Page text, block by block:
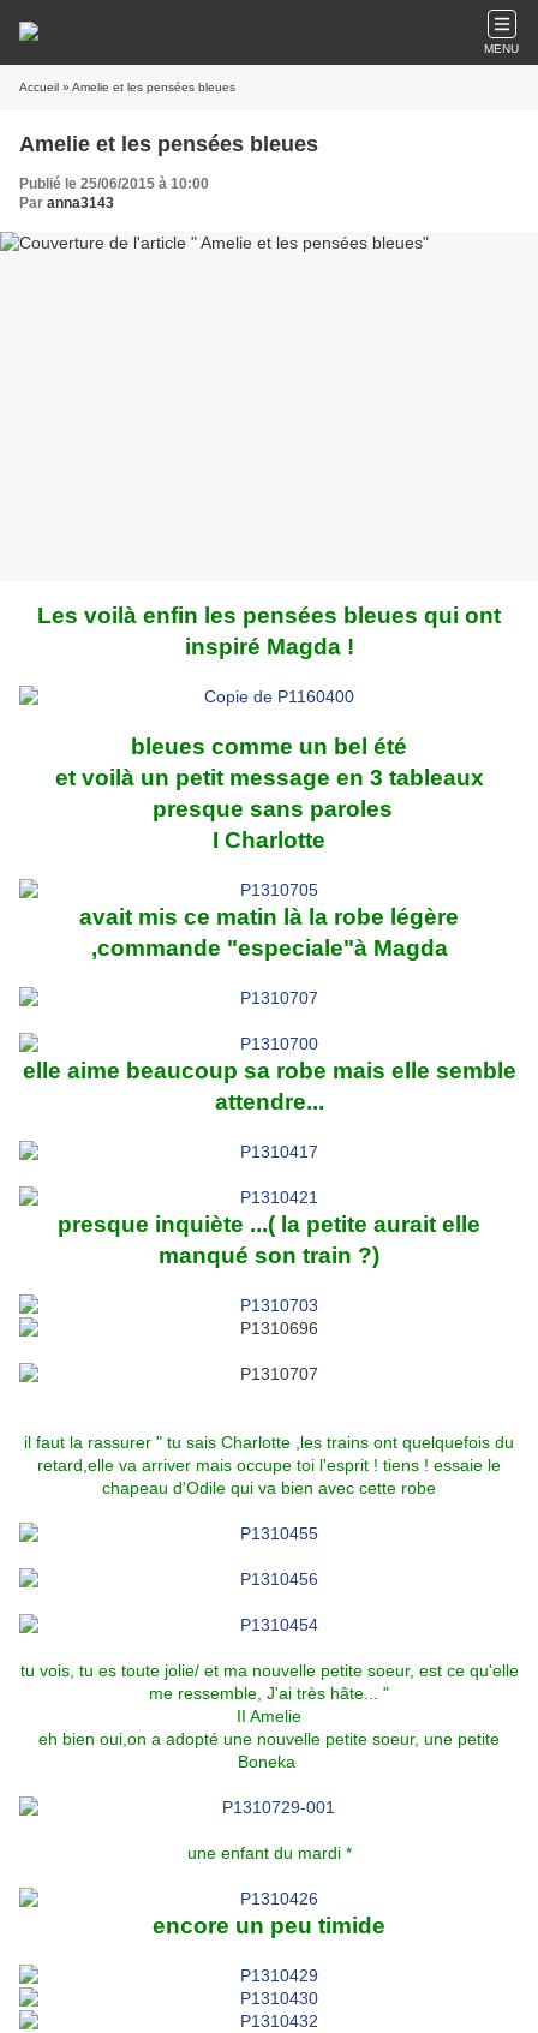
MENU
Accueil » Amelie et les pensées bleues
Amelie et les pensées bleues
Publié le 25/06/2015 à 10:00
Par anna3143
Les voilà enfin les pensées bleues qui ont
inspiré Magda !
bleues comme un bel été
et voilà un petit message en 3 tableaux
presque sans paroles
I Charlotte
avait mis ce matin là la robe légère
,commande "especiale"à Magda
elle aime beaucoup sa robe mais elle semble
attendre...
presque inquiète ...( la petite aurait elle
manqué son train ?)
il faut la rassurer " tu sais Charlotte ,les trains ont quelquefois du
retard,elle va arriver mais occupe toi l'esprit ! tiens ! essaie le
chapeau d'Odile qui va bien avec cette robe
tu vois, tu es toute jolie/ et ma nouvelle petite soeur, est ce qu'elle
me ressemble, J'ai très hâte... "
II Amelie
eh bien oui,on a adopté une nouvelle petite soeur, une petite
Boneka
une enfant du mardi *
encore un peu timide